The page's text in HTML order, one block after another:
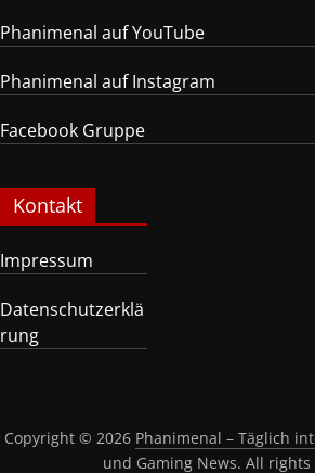
Phanimenal auf YouTube
Phanimenal auf Instagram
Facebook Gruppe
Kontakt
Impressum
Datenschutzerklä
rung
Copyright © 2026 Phanimenal – Täglich
und Gaming News. All rights